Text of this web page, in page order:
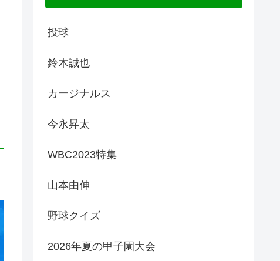
投球
鈴木誠也
カージナルス
今永昇太
WBC2023特集
山本由伸
野球クイズ
2026年夏の甲子園大会